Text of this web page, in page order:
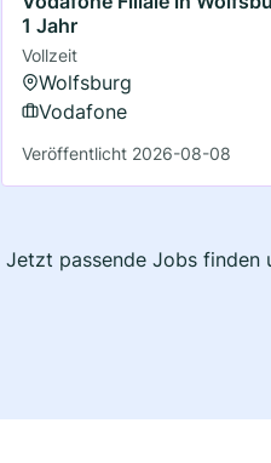
1 Jahr
Vollzeit
Wolfsburg
Vodafone
Veröffentlicht 2026-08-08
Jetzt passende Jobs finden